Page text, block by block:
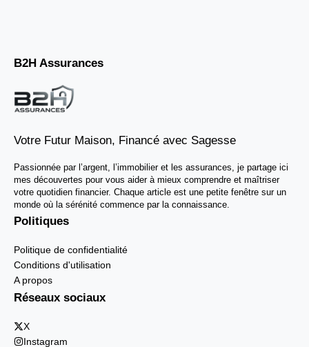
B2H Assurances
Votre Futur Maison, Financé avec Sagesse
Passionnée par l’argent, l’immobilier et les assurances, je partage ici
mes découvertes pour vous aider à mieux comprendre et maîtriser
votre quotidien financier. Chaque article est une petite fenêtre sur un
monde où la sérénité commence par la connaissance.
Politiques
Politique de confidentialité
Conditions d'utilisation
A propos
Réseaux sociaux
X
Instagram